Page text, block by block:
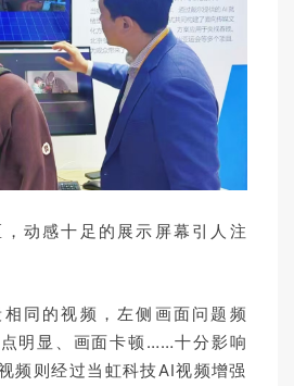
动感十足的展示屏幕引人注
同的视频，左侧画面问题频
明显、画面卡顿……十分影响
频则经过当虹科技AI视频增强